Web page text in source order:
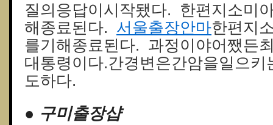
질의응답이시작됐다. 한편지소미
해종료된다. 서울출장안마한편지
를기해종료된다. 과정이야어쨌든
대통령이다.간경변은간암을일으키
도하다.
● 구미 출장샵